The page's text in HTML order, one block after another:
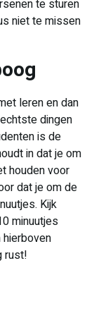
te sturen
niet te missen
leren en dan
dingen
is de
in dat je om
houden voor
dat je om de
Kijk
minuutjes
rust!